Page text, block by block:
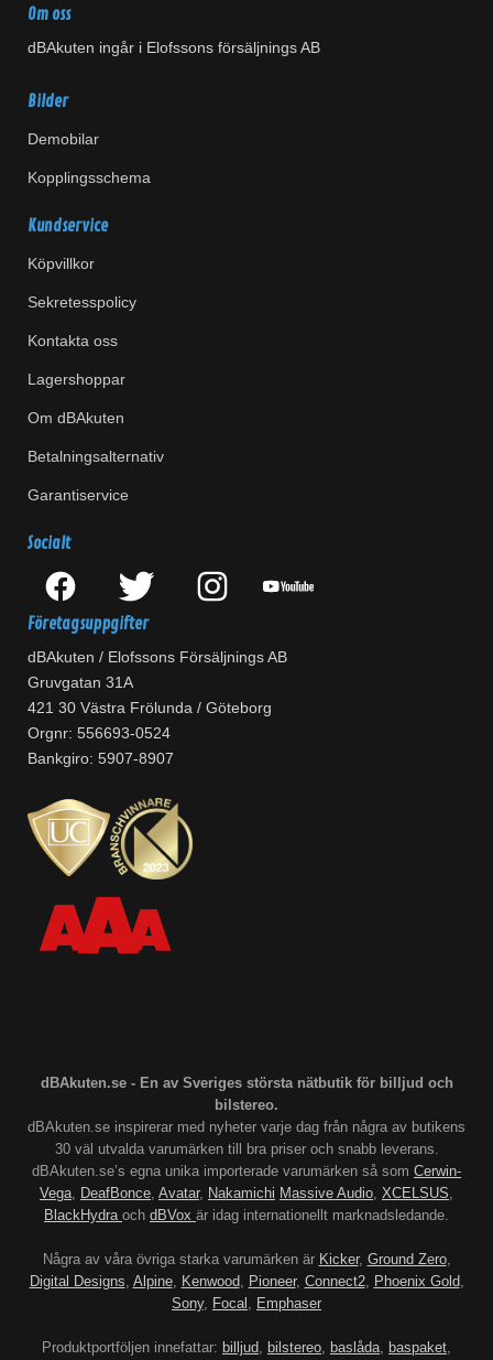
Om oss
dBAkuten ingår i Elofssons försäljnings AB
Bilder
Demobilar
Kopplingsschema
Kundservice
Köpvillkor
Sekretesspolicy
Kontakta oss
Lagershoppar
Om dBAkuten
Betalningsalternativ
Garantiservice
Socialt
Företagsuppgifter
dBAkuten / Elofssons Försäljnings AB
Gruvgatan 31A
421 30 Västra Frölunda / Göteborg
Orgnr: 556693-0524
Bankgiro: 5907-8907
dBAkuten.se - En av Sveriges största nätbutik för billjud och
bilstereo.
dBAkuten.se inspirerar med nyheter varje dag från några av butikens
30 väl utvalda varumärken till bra priser och snabb leverans.
dBAkuten.se’s egna unika importerade varumärken så som Cerwin-
Vega, DeafBonce, Avatar, Nakamichi Massive Audio, XCELSUS,
BlackHydra och dBVox är idag internationellt marknadsledande.
Några av våra övriga starka varumärken är Kicker, Ground Zero,
Digital Designs, Alpine, Kenwood, Pioneer, Connect2, Phoenix Gold,
Sony, Focal , Emphaser
Produktportföljen innefattar: billjud, bilstereo, baslåda, baspaket,